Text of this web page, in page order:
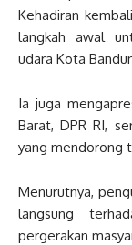
Kehadiran
langkah awal
udara Kota
Ia juga
Barat, DPR RI,
yang mendorong
Menurutnya,
langsung
pergerakan